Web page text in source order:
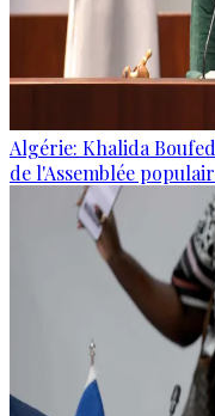
Algérie: Khalida
de l'Assemblée